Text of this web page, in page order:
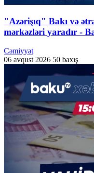
"Azərişıq" Bakı və
mərkəzləri yaradır -
Cəmiyyət
06 avqust 2026 50 baxış